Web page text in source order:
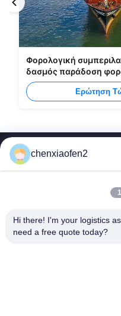
Φορολογική
δασμός παράδοση
στέλνοντας όλους
συσκευασιώνΕρώτηση
Γρήγοροι
chenxiaofen2
Hi there! I'm your logistics
need a free quote today?